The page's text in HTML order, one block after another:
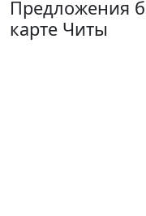
Предложения
карте Читы